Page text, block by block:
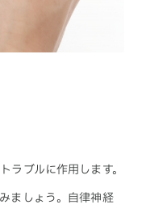
ラブルに作用します。
ましょう。自律神経